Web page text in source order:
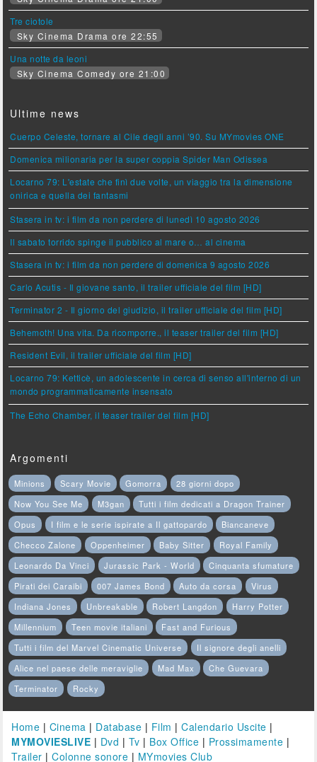
Tre ciotole
Sky Cinema Drama ore 22:55
Una notte da leoni
Sky Cinema Comedy ore 21:00
Ultime news
Cuerpo Celeste, tornare al Cile degli anni ’90. Su MYmovies ONE
Domenica milionaria per la super coppia Spider Man Odissea
Locarno 79: L'estate che finì due volte, un viaggio tra la dimensione
onirica e quella dei fantasmi
Stasera in tv: i film da non perdere di lunedì 10 agosto 2026
Il sabato torrido spinge il pubblico al mare o… al cinema
Stasera in tv: i film da non perdere di domenica 9 agosto 2026
Carlo Acutis - Il giovane santo, il trailer ufficiale del film [HD]
Terminator 2 - Il giorno del giudizio, il trailer ufficiale del film [HD]
Behemoth! Una vita. Da ricomporre., il teaser trailer del film [HD]
Resident Evil, il trailer ufficiale del film [HD]
Locarno 79: Ketticè, un adolescente in cerca di senso all'interno di un
mondo programmaticamente insensato
The Echo Chamber, il teaser trailer del film [HD]
Argomenti
Minions Scary Movie Gomorra
28 giorni dopo
Now You See Me
M3gan
Tutti i film dedicati a Dragon Trainer
Opus
I film e le serie ispirate a Il gattopardo
Biancaneve
Checco Zalone
Oppenheimer Baby Sitter
Royal Family
Leonardo Da Vinci
Jurassic Park - World
Cinquanta sfumature
Pirati dei Caraibi
007 James Bond Auto da corsa
Virus
Indiana Jones
Unbreakable Robert Langdon
Harry Potter
Millennium
Teen movie italiani
Fast and Furious
Tutti i film del Marvel Cinematic Universe
Il signore degli anelli
Alice nel paese delle meraviglie
Mad Max
Che Guevara
Terminator
Rocky
Home | Cinema | Database | Film |Calendario Uscite |
MYMOVIESLIVE | Dvd | Tv | Box Office | Prossimamente |
Trailer |Colonne sonore | MYmovies Club